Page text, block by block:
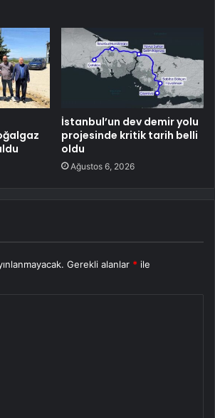
İstanbul’un dev demir yolu
projesinde kritik tarih belli
oldu
Ağustos 6, 2026
Gerekli alanlar * ile